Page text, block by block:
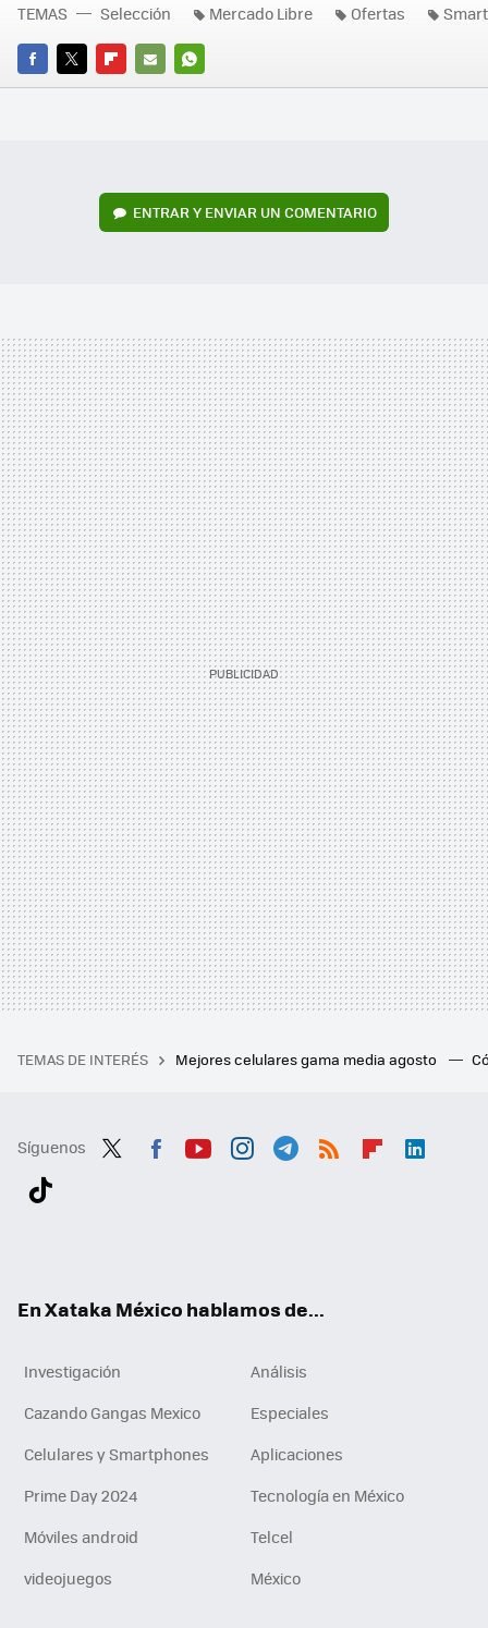
FACEBOOK
TWITTERFLIPBOARD
E-
WHATSAPP
TEMAS Selección Mercado Libre Ofertas
ENTRAR Y ENVIAR UN COMENTARIO
TEMAS DE INTERÉS Mejores celulares gama media agosto
Síguenos
En Xataka México hablamos de...
Investigación
Análisis
Cazando Gangas Mexico
Especiales
Celulares y Smartphones
Aplicaciones
Prime Day 2024
Tecnología en México
Móviles android
Telcel
videojuegos
México